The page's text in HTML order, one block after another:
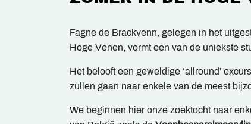
Fagne de Brackvenn, gelegen in het
Hoge Venen, vormt een van de uniekste
Het belooft een geweldige ‘allround’
zullen gaan naar enkele van de meest
We beginnen hier onze zoektocht naar